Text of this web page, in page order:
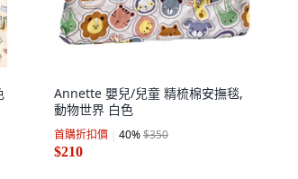
Annette 嬰兒/兒童 精梳棉安撫毯,
動物世界 白色
首購折扣價 40%$350
$210